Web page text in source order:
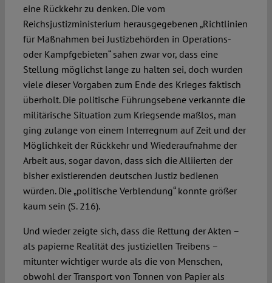
eine Rückkehr zu denken. Die vom
Reichsjustizministerium herausgegebenen „Richtlinien
für Maßnahmen bei Justizbehörden in Operations-
oder Kampfgebieten“ sahen zwar vor, dass eine
Stellung möglichst lange zu halten sei, doch wurden
viele dieser Vorgaben zum Ende des Krieges faktisch
überholt. Die politische Führungsebene verkannte die
militärische Situation zum Kriegsende maßlos, man
ging zulange von einem Interregnum auf Zeit und der
Möglichkeit der Rückkehr und Wiederaufnahme der
Arbeit aus, sogar davon, dass sich die Alliierten der
bisher existierenden deutschen Justiz bedienen
würden. Die „politische Verblendung“ konnte größer
kaum sein (S. 216).
Und wieder zeigte sich, dass die Rettung der Akten –
als papierne Realität des justiziellen Treibens –
mitunter wichtiger wurde als die von Menschen,
obwohl der Transport von Tonnen von Papier als